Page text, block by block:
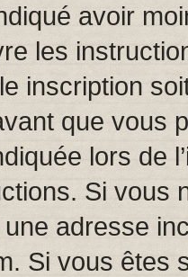
avoir
les
inscription
que vous
lors de
Si vous
adresse
Si vous êtes